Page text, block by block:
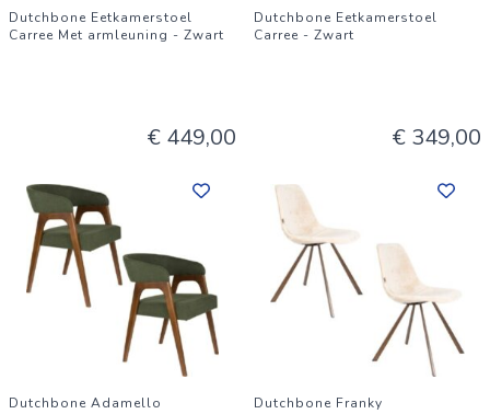
Dutchbone Eetkamerstoel
Carree Met armleuning - Zwart
€ 449,00
Dutchbone Eetkamerstoel
Carree - Zwart
€ 349,00
Dutchbone Adamello
Dutchbone Franky